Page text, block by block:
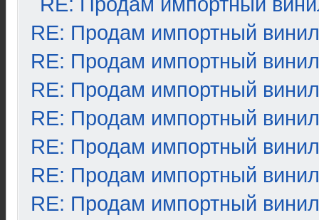
RE: Продам импортный винил
RE: Продам импортный винил
RE: Продам импортный винил
RE: Продам импортный винил
RE: Продам импортный винил
RE: Продам импортный винил
RE: Продам импортный винил